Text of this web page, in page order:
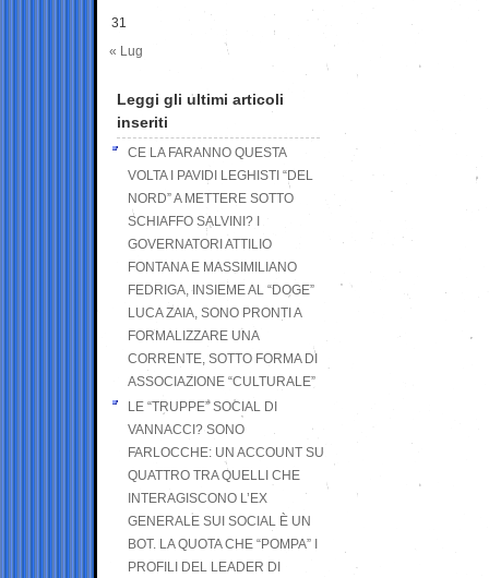
31
« Lug
Leggi gli ultimi articoli
inseriti
CE LA FARANNO QUESTA
VOLTA I PAVIDI LEGHISTI “DEL
NORD” A METTERE SOTTO
SCHIAFFO SALVINI? I
GOVERNATORI ATTILIO
FONTANA E MASSIMILIANO
FEDRIGA, INSIEME AL “DOGE”
LUCA ZAIA, SONO PRONTI A
FORMALIZZARE UNA
CORRENTE, SOTTO FORMA DI
ASSOCIAZIONE “CULTURALE”
LE “TRUPPE” SOCIAL DI
VANNACCI? SONO
FARLOCCHE: UN ACCOUNT SU
QUATTRO TRA QUELLI CHE
INTERAGISCONO L’EX
GENERALE SUI SOCIAL È UN
BOT. LA QUOTA CHE “POMPA” I
PROFILI DEL LEADER DI